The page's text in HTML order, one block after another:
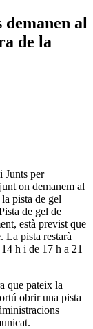
al
de la
per
on demanem al
pista de gel
de gel de
està previst que
La pista restarà
h i de 17 h a 21
que pateix la
obrir una pista